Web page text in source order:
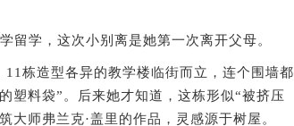
学，这次小别离是她第一次离开父母。
栋造型各异的教学楼临街而立，连个围墙都
塑料袋”。后来她才知道，这栋形似“被挤压
大师弗兰克·盖里的作品，灵感源于树屋。